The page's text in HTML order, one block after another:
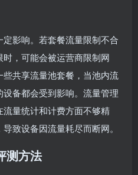
影响。若套餐流量限制不合
，可能会被运营商限制网
共享流量池套餐，当池内流
备都会受到影响。流量管理
量统计和计费方面不够精
致设备因流量耗尽而断网。
测方法